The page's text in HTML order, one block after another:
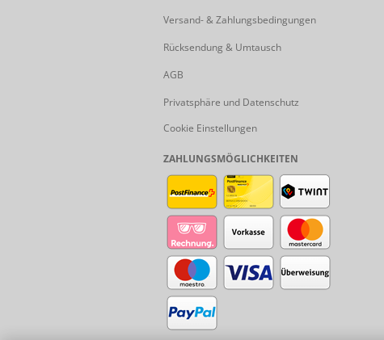
Versand- & Zahlungsbedingungen
Rücksendung & Umtausch
AGB
Privatsphäre und Datenschutz
Cookie Einstellungen
ZAHLUNGSMÖGLICHKEITEN